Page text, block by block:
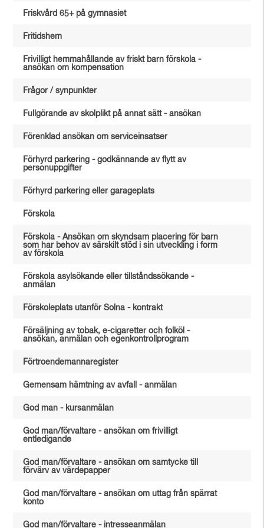
Friskvård 65+ på gymnasiet
Fritidshem
Frivilligt hemmahållande av friskt barn förskola -
ansökan om kompensation
Frågor / synpunkter
Fullgörande av skolplikt på annat sätt - ansökan
Förenklad ansökan om serviceinsatser
Förhyrd parkering - godkännande av flytt av
personuppgifter
Förhyrd parkering eller garageplats
Förskola
Förskola - Ansökan om skyndsam placering för barn
som har behov av särskilt stöd i sin utveckling i form
av förskola
Förskola asylsökande eller tillståndssökande -
anmälan
Förskoleplats utanför Solna - kontrakt
Försäljning av tobak, e-cigaretter och folköl -
ansökan, anmälan och egenkontrollprogram
Förtroendemannaregister
Gemensam hämtning av avfall - anmälan
God man - kursanmälan
God man/förvaltare - ansökan om frivilligt
entledigande
God man/förvaltare - ansökan om samtycke till
förvärv av värdepapper
God man/förvaltare - ansökan om uttag från spärrat
konto
God man/förvaltare - intresseanmälan